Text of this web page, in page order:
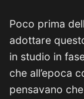
Poco prima
adottare
in studio in
che all’epoca
pensavano